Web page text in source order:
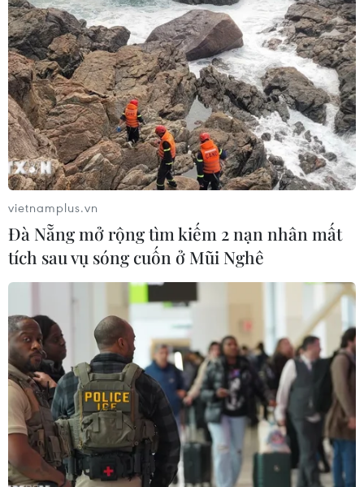
vietnamplus.vn
Đà Nẵng mở rộng tìm kiếm 2 nạn nhân mất
tích sau vụ sóng cuốn ở Mũi Nghê